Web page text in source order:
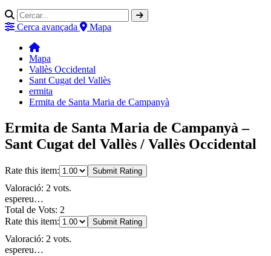
Cerca avançada Mapa
Mapa
Vallès Occidental
Sant Cugat del Vallès
ermita
Ermita de Santa Maria de Campanyà
Ermita de Santa Maria de Campanyà –
Sant Cugat del Vallès / Vallès Occidental
Rate this item: Submit Rating
Valoració: 2 vots.
espereu…
Total de Vots: 2
Rate this item:
Submit Rating
Valoració: 2 vots.
espereu…